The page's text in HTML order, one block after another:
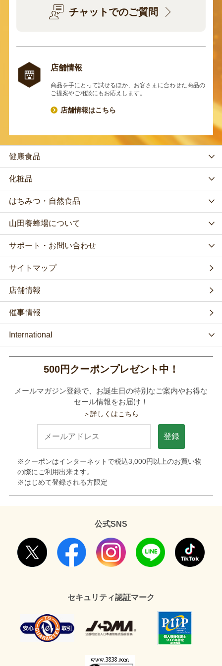
チャットでのご質問
店舗情報
商品を手にとって試せるほか、お客さまに合わせた商品の
ご提案やご相談にもお応えします。
店舗情報はこちら
健康食品
化粧品
はちみつ・自然食品
山田養蜂場について
サポート・お問い合わせ
サイトマップ
店舗情報
催事情報
International
500円クーポンプレゼント中！
メールマガジン登録で、お誕生日の特別なご案内やお得な
セール情報をお届け！
＞詳しくはこちら
登録
※クーポンはインターネットで税込3,000円以上のお買い物
の際にご利用出来ます。
※はじめて登録される方限定
公式SNS
セキュリティ認証マーク